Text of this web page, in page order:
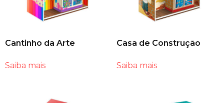
Cantinho da Arte
Saiba mais
Casa de Construção
Saiba mais